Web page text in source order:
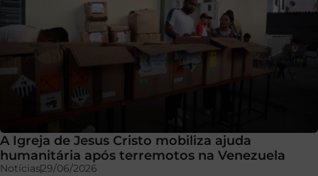
A Igreja de Jesus Cristo mobiliza ajuda
humanitária após terremotos na Venezuela
Notícias29/06/2026